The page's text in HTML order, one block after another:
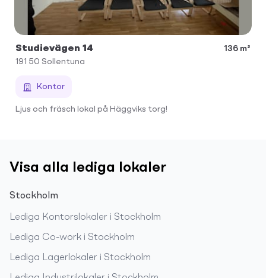
Studievägen 14
136 m²
191 50 Sollentuna
Kontor
Ljus och fräsch lokal på Häggviks torg!
Visa alla lediga lokaler
Stockholm
Lediga Kontorslokaler i Stockholm
Lediga Co-work i Stockholm
Lediga Lagerlokaler i Stockholm